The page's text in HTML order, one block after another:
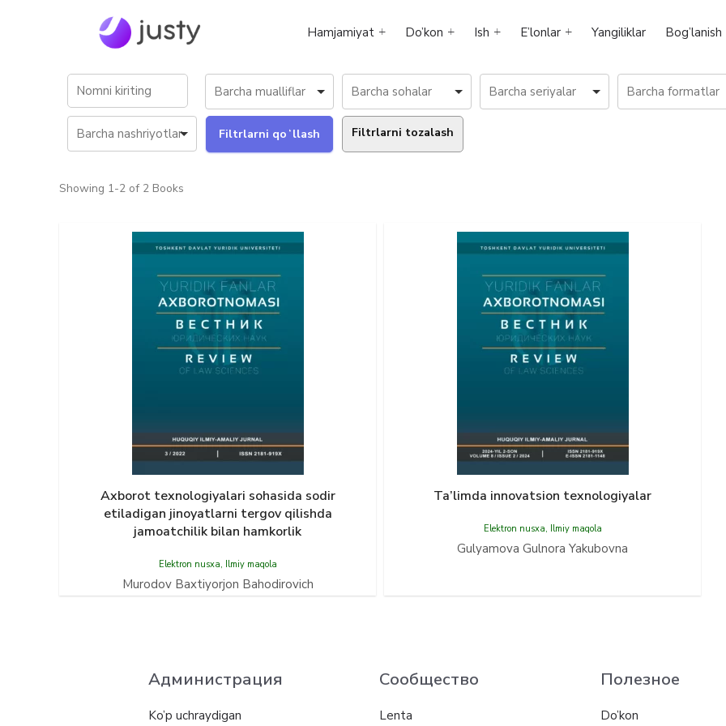
Hamjamiyat Do’kon Ish E’lonlar Yangiliklar Bog’lanish
Filtrlarni tozalash
Showing 1-2 of 2 Books
Axborot texnologiyalari sohasida sodir
etiladigan jinoyatlarni tergov qilishda
jamoatchilik bilan hamkorlik
Elektron nusxa, Ilmiy maqola
Murodov Baxtiyorjon Bahodirovich
Ta’limda innovatsion texnologiyalar
Elektron nusxa, Ilmiy maqola
Gulyamova Gulnora Yakubovna
Администрация
Ko’p uchraydigan
Сообщество
Lenta
Полезное
Do’kon